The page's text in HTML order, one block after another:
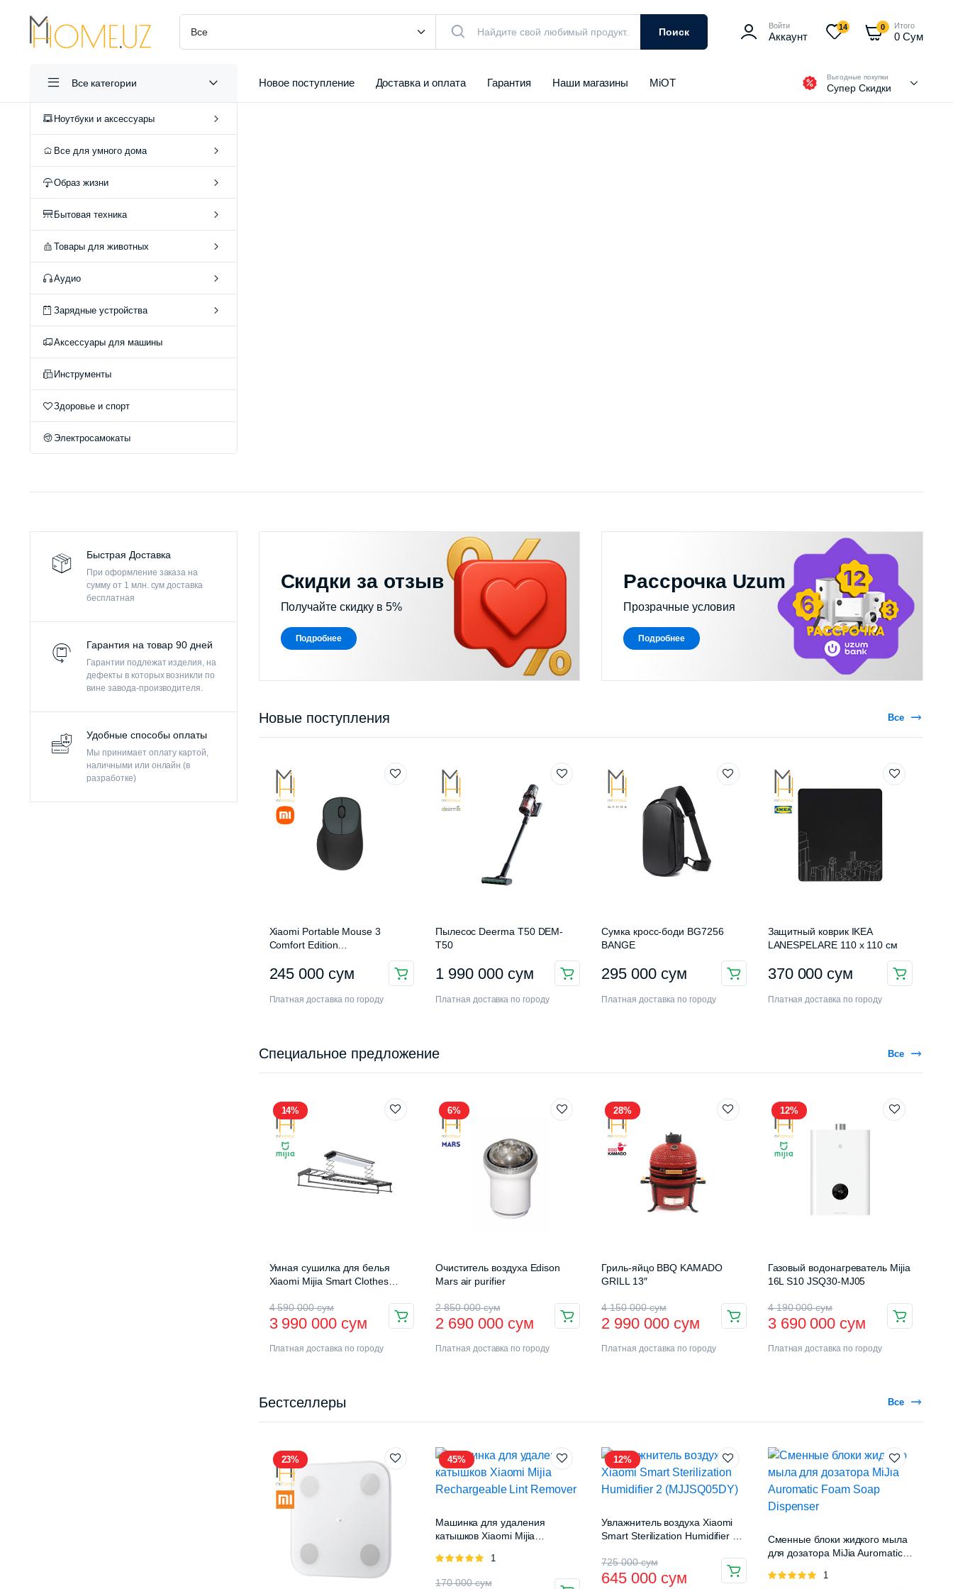
Поиск
Войти
Аккаунт
14 0 Итого
0Сум
Все категории
Ноутбуки и аксессуары
Все для умного дома
Образ жизни
Бытовая техника
Товары для животных
Аудио
Зарядные устройства
Аксессуары для машины
Инструменты
Здоровье и спорт
Электросамокаты
Новое поступление Доставка и оплата Гарантия Наши магазины MiOT Выгодные покупки
Супер Скидки
Быстрая Доставка
При оформление заказа на
сумму от 1 млн. сум доставка
бесплатная
Гарантия на товар 90 дней
Гарантии подлежат изделия, на
дефекты в которых возникли по
вине завода-производителя.
Удобные способы оплаты
Мы принимает оплату картой,
наличными или онлайн (в
разработке)
Скидки за отзыв
Получайте скидку в 5%
Подробнее
Рассрочка Uzum
Прозрачные условия
Подробнее
Новые поступления Все
Xiaomi Portable Mouse 3
Comfort Edition
245 000 сум
Платная доставка по городу
Пылесос Deerma T50 DEM-
T50
1 990 000 сум
Платная доставка по городу
Сумка кросс-боди BG7256
BANGE
295 000 сум
Платная доставка по городу
Защитный коврик IKEA
LANESPELARE 110 x 110 см
370 000 сум
Платная доставка по городу
Специальное предложение Все
14%
Умная сушилка для белья
Xiaomi Mijia Smart Clothes
4 590 000сум
3 990 000 сум
Платная доставка по городу
6%
Очиститель воздуха Edison
Mars air purifier
2 850 000сум
2 690 000 сум
Платная доставка по городу
28%
Гриль-яйцо BBQ KAMADO
GRILL 13″
4 150 000сум
2 990 000 сум
Платная доставка по городу
12%
Газовый водонагреватель Mijia
16L S10 JSQ30-MJ05
4 190 000сум
3 690 000 сум
Платная доставка по городу
Бестселлеры Все
23% 45%
Машинка для удаления
катышков Xiaomi Mijia
Оценка
1
170 000сум
12%
Увлажнитель воздуха Xiaomi
Smart Sterilization Humidifier 2
725 000сум
645 000 сум
Сменные блоки жидкого мыла
для дозатора MiJia Auromatic
Оценка
1